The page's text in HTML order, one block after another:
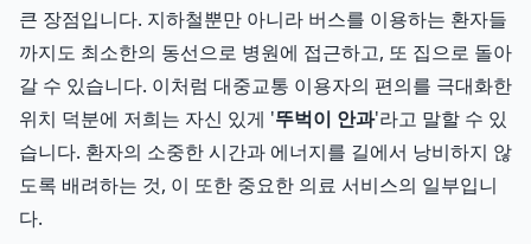
큰 장점입니다. 지하철뿐만 아니라 버스를 이용하는 환자들
까지도 최소한의 동선으로 병원에 접근하고, 또 집으로 돌아
갈 수 있습니다. 이처럼 대중교통 이용자의 편의를 극대화한
위치 덕분에 저희는 자신 있게 '뚜벅이 안과'라고 말할 수 있
습니다. 환자의 소중한 시간과 에너지를 길에서 낭비하지 않
도록 배려하는 것, 이 또한 중요한 의료 서비스의 일부입니
다.